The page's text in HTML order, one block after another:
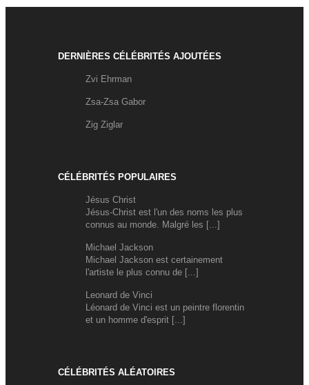
DERNIÈRES CÉLÉBRITÉS AJOUTÉES
Zvi Ehrman
Zsa-Zsa Gabor
Zig Ziglar
CÉLÉBRITÉS POPULAIRES
Jésus Christ
Jésus-Christ est l'un des noms les plus
connus au monde. Malgré les [...]
Michael Jackson
Michael Jackson est certainement
l'artiste le plus connu de [...]
Leonard de Vinci
Léonard de Vinci est un peintre florentin
et un homme d'esprit [...]
CÉLÉBRITÉS ALÉATOIRES